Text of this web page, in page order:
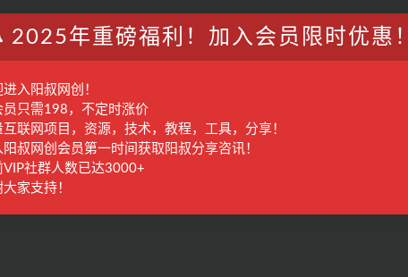
2025年重磅福利！加入会员限时优惠！
入阳叔网创！
员只需198，不定时涨价
互联网项目，资源，技术，教程，工具，分享！
阳叔网创会员第一时间获取阳叔分享咨讯！
VIP社群人数已达3000+
家支持！